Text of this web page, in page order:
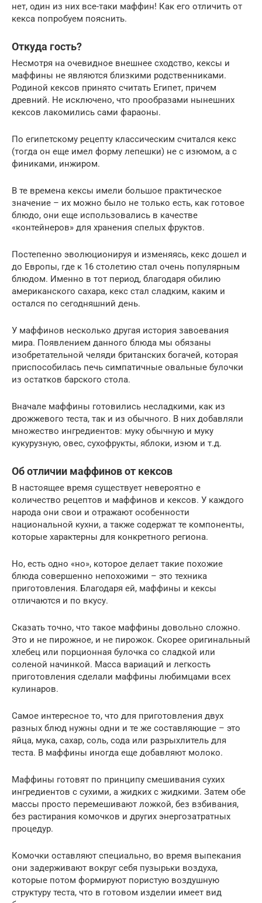
нет, один из них все-таки маффин! Как его отличить от
кекса попробуем пояснить.
Откуда гость?
Несмотря на очевидное внешнее сходство, кексы и
маффины не являются близкими родственниками.
Родиной кексов принято считать Египет, причем
древний. Не исключено, что прообразами нынешних
кексов лакомились сами фараоны.
По египетскому рецепту классическим считался кекс
(тогда он еще имел форму лепешки) не с изюмом, а с
финиками, инжиром.
В те времена кексы имели большое практическое
значение – их можно было не только есть, как готовое
блюдо, они еще использовались в качестве
«контейнеров» для хранения спелых фруктов.
Постепенно эволюционируя и изменяясь, кекс дошел и
до Европы, где к 16 столетию стал очень популярным
блюдом. Именно в тот период, благодаря обилию
американского сахара, кекс стал сладким, каким и
остался по сегодняшний день.
У маффинов несколько другая история завоевания
мира. Появлением данного блюда мы обязаны
изобретательной челяди британских богачей, которая
приспособилась печь симпатичные овальные булочки
из остатков барского стола.
Вначале маффины готовились несладкими, как из
дрожжевого теста, так и из обычного. В них добавляли
множество ингредиентов: муку обычную и муку
кукурузную, овес, сухофрукты, яблоки, изюм и т.д.
Об отличии маффинов от кексов
В настоящее время существует невероятно е
количество рецептов и маффинов и кексов. У каждого
народа они свои и отражают особенности
национальной кухни, а также содержат те компоненты,
которые характерны для конкретного региона.
Но, есть одно «но», которое делает такие похожие
блюда совершенно непохожими – это техника
приготовления. Благодаря ей, маффины и кексы
отличаются и по вкусу.
Сказать точно, что такое маффины довольно сложно.
Это и не пирожное, и не пирожок. Скорее оригинальный
хлебец или порционная булочка со сладкой или
соленой начинкой. Масса вариаций и легкость
приготовления сделали маффины любимцами всех
кулинаров.
Самое интересное то, что для приготовления двух
разных блюд нужны одни и те же составляющие – это
яйца, мука, сахар, соль, сода или разрыхлитель для
теста. В маффины иногда еще добавляют молоко.
Маффины готовят по принципу смешивания сухих
ингредиентов с сухими, а жидких с жидкими. Затем обе
массы просто перемешивают ложкой, без взбивания,
без растирания комочков и других энергозатратных
процедур.
Комочки оставляют специально, во время выпекания
они задерживают вокруг себя пузырьки воздуха,
которые потом формируют пористую воздушную
структуру теста, что в готовом изделии имеет вид